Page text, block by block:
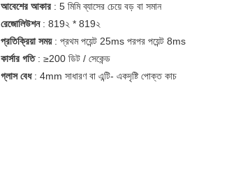
আবেশের আকার : 5 মিমি ব্যাসের চেয়ে বড় বা সমান
রেজোলিউশন: 819২ * 819২
প্রতিক্রিয়া সময়: প্রথম পয়েন্ট 25ms পরপর পয়েন্ট 8ms
কার্সার গতি: ≥200 ডিট / সেকেন্ড
গ্লাস বেধ: 4mm সাধারণ বা এন্টি- একদৃষ্টি পোক্ত কাচ